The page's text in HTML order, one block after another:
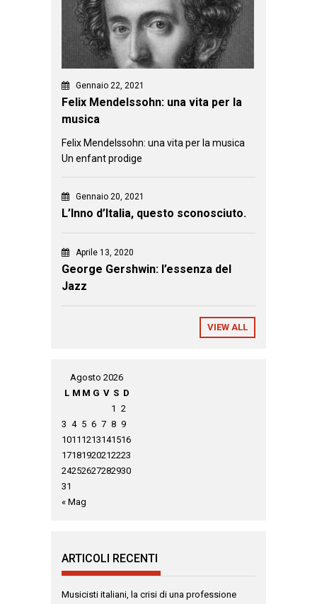
Gennaio 22, 2021
Felix Mendelssohn: una vita per la
musica
Felix Mendelssohn: una vita per la musica
Un enfant prodige
Gennaio 20, 2021
L’Inno d’Italia, questo sconosciuto.
Aprile 13, 2020
George Gershwin: l’essenza del
Jazz
VIEW ALL
Agosto 2026
L M M G V S D
1 2
3 4 5 6 7 8 9
1011 1213141516
17181920212223
24252627282930
31
« Mag
ARTICOLI RECENTI
Musicisti italiani, la crisi di una professione